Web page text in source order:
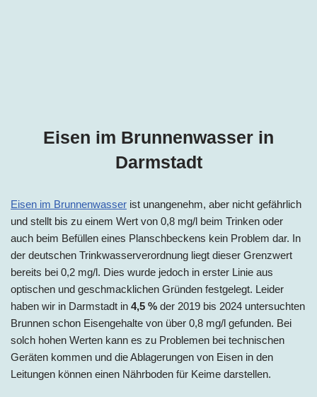
Eisen im Brunnenwasser in
Darmstadt
Eisen im Brunnenwasser ist unangenehm, aber nicht gefährlich
und stellt bis zu einem Wert von 0,8 mg/l beim Trinken oder
auch beim Befüllen eines Planschbeckens kein Problem dar. In
der deutschen Trinkwasserverordnung liegt dieser Grenzwert
bereits bei 0,2 mg/l. Dies wurde jedoch in erster Linie aus
optischen und geschmacklichen Gründen festgelegt. Leider
haben wir in Darmstadt in 4,5 % der 2019 bis 2024 untersuchten
Brunnen schon Eisengehalte von über 0,8 mg/l gefunden. Bei
solch hohen Werten kann es zu Problemen bei technischen
Geräten kommen und die Ablagerungen von Eisen in den
Leitungen können einen Nährboden für Keime darstellen.